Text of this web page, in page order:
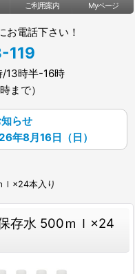
ご利用案内 Myページ
お電話下さい！
119
13時半-16時
まで）
らせ
年8月16日（日）
ｌ×24本入り
存水 500ｍｌ×24